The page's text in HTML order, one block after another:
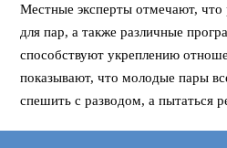
Местные эксперты отмечают, что
для пар, а также различные
способствуют укреплению
показывают, что молодые пары
спешить с разводом, а пытаться